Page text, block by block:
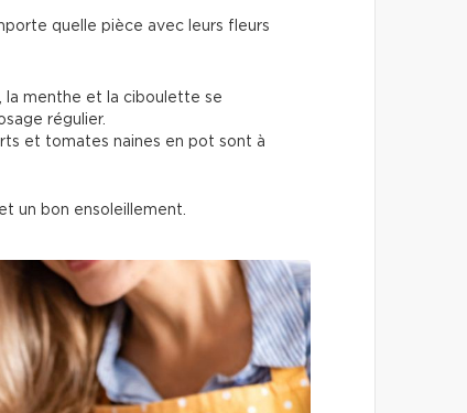
quelle pièce avec leurs fleurs
la menthe et la ciboulette se
régulier.
et tomates naines en pot sont à
un bon ensoleillement.